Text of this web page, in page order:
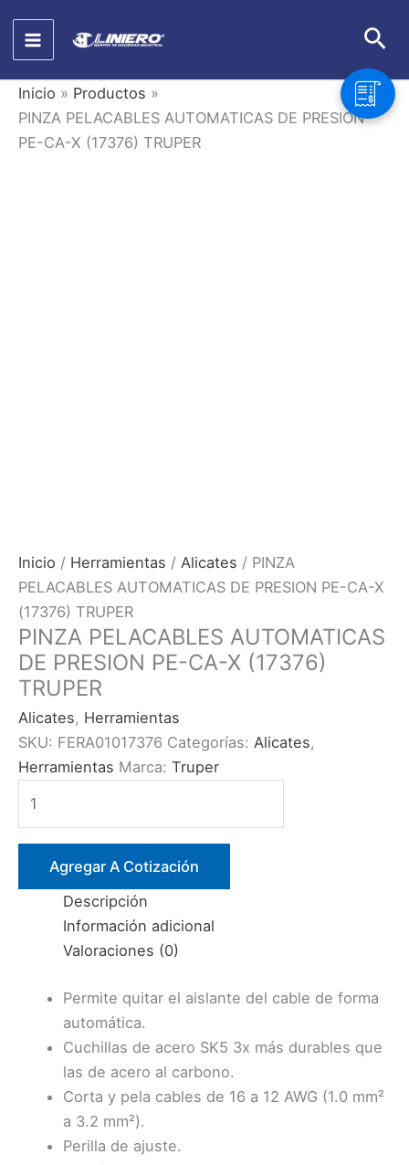
contenido
Inicio
Productos
PINZA PELACABLES AUTOMATICAS DE PRESION
PE-CA-X (17376) TRUPER
Inicio / Herramientas / Alicates / PINZA
PELACABLES AUTOMATICAS DE PRESION PE-CA-X
(17376) TRUPER
PINZA PELACABLES AUTOMATICAS
DE PRESION PE-CA-X (17376)
TRUPER
Alicates, Herramientas
SKU: FERA01017376 Categorías: Alicates,
Herramientas Marca: Truper
PELACABLES
AUTOMATICAS
PRESION
Agregar A Cotización
Descripción
Información adicional
Valoraciones (0)
Permite quitar el aislante del cable de forma
automática.
Cuchillas de acero SK5 3x más durables que
las de acero al carbono.
Corta y pela cables de 16 a 12 AWG (1.0 mm²
a 3.2 mm²).
Perilla de ajuste.